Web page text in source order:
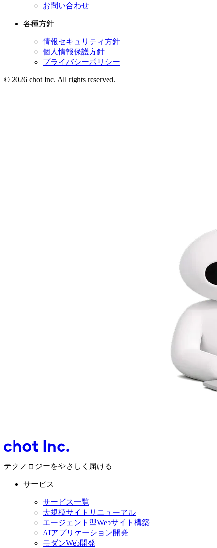
お問い合わせ
各種方針
情報セキュリティ方針
個人情報保護方針
プライバシーポリシー
© 2026 chot Inc. All rights reserved.
テクノロジーをやさしく届ける
サービス
サービス一覧
大規模サイトリニューアル
エージェント型Webサイト構築
AIアプリケーション開発
モダンWeb開発